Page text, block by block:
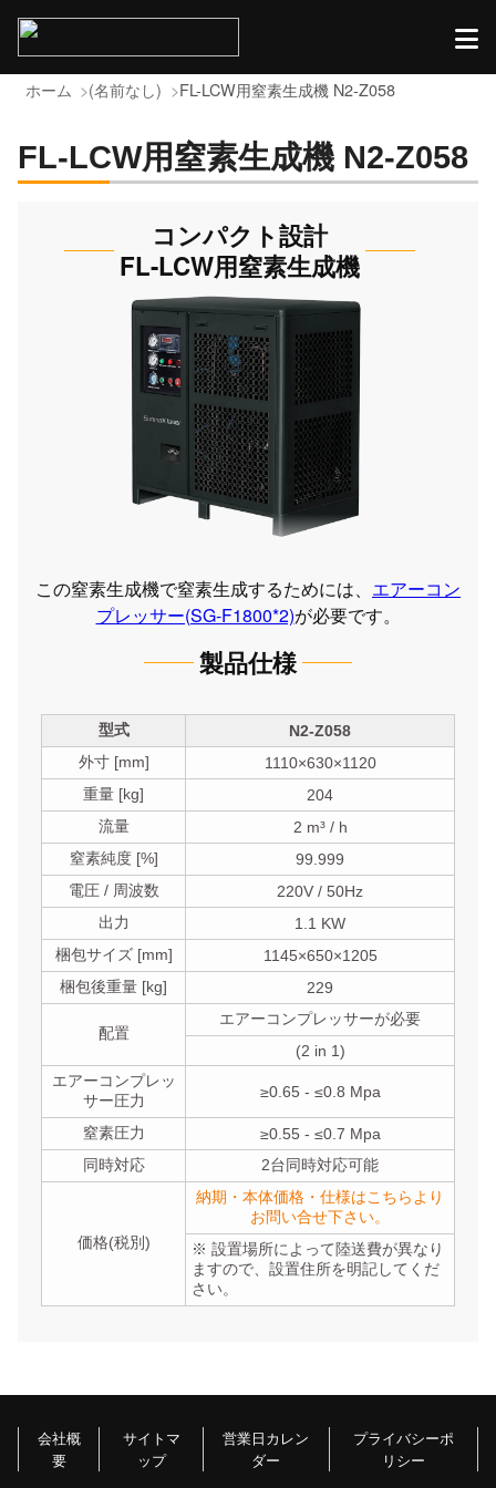
ホーム (名前なし) FL-LCW用窒素生成機 N2-Z058
FL-LCW用窒素生成機 N2-Z058
コンパクト設計
FL-LCW用窒素生成機
この窒素生成機で窒素生成するためには、 エアーコン
プレッサー(SG-F1800*2)が必要です。
製品仕様
型式
N2-Z058
外寸 [mm]
1110×630×1120
重量 [kg]
204
流量
2 m³ / h
窒素純度 [%]
99.999
電圧 / 周波数
220V / 50Hz
出力
1.1 KW
梱包サイズ [mm]
1145×650×1205
梱包後重量 [kg]
229
配置
エアーコンプレッサーが必要
(2 in 1)
エアーコンプレッ
サー圧力
≥0.65 - ≤0.8 Mpa
窒素圧力
≥0.55 - ≤0.7 Mpa
同時対応
2台同時対応可能
価格(税別)
納期・本体価格・仕様はこちらより
お問い合せ下さい。
※ 設置場所によって陸送費が異なり
ますので、設置住所を明記してくだ
さい。
会社概
要
サイトマ
ップ
営業日カレン
ダー
プライバシーポ
リシー